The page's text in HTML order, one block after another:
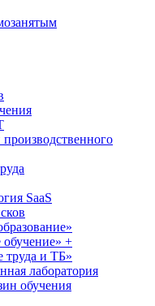
SaaS
+
труда и ТБ»
лаборатория
обучения